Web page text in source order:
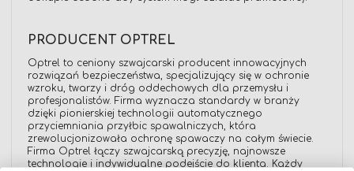
PRODUCENT OPTREL
Optrel to ceniony szwajcarski producent innowacyjnych
rozwiązań bezpieczeństwa, specjalizujący się w ochronie
wzroku, twarzy i dróg oddechowych dla przemysłu i
profesjonalistów. Firma wyznacza standardy w branży
dzięki pionierskiej technologii automatycznego
przyciemniania przyłbic spawalniczych, która
zrewolucjonizowała ochronę spawaczy na całym świecie.
Firma Optrel łączy szwajcarską precyzję, najnowsze
technologie i indywidualne podejście do klienta. Każdy